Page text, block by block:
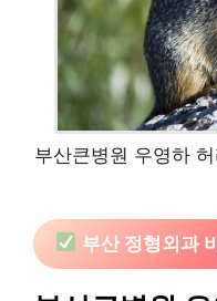
부산큰병원 우영하
부산 정형외과